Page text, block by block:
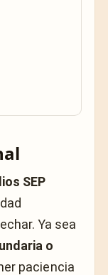
SEP
Ya sea
o
paciencia